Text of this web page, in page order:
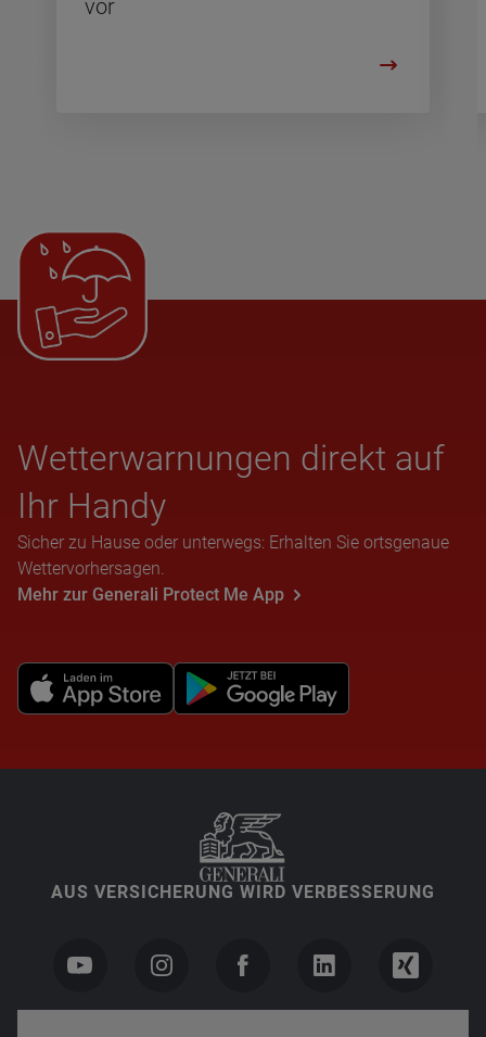
vor
Wet­ter­war­nun­gen direkt auf
Ihr Handy
Sicher zu Hause oder unterwegs: Erhalten Sie ortsgenaue
Wettervorhersagen.
Mehr zur Generali Protect Me App
AUS VERSICHERUNG WIRD VERBESSERUNG